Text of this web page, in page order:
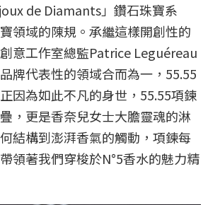
de Diamants」鑽石珠寶系
領域的陳規。承繼這樣開創性的
意工作室總監Patrice Leguéreau
牌代表性的領域合而為一，55.55
因為如此不凡的身世，55.55項鍊
，更是香奈兒女士大膽靈魂的淋
結構到澎湃香氣的觸動，項鍊每
領著我們穿梭於N°5香水的魅力精